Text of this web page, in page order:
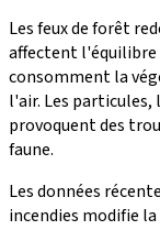
Les feux de forêt
affectent l'équilibre
consomment la
l'air. Les particules,
provoquent des
faune.
Les données
incendies modifie la